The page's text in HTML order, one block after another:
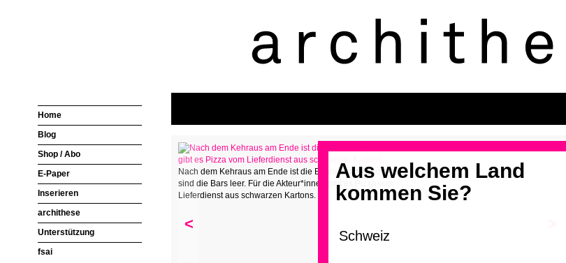
Aus welchem Land
kommen Sie?
Nach dem Kehraus am Ende ist die Bühne aufgeräumt,
sind die Bars leer. Für die Akteur*innen gibt es Pizza vom
Lieferdienst aus schwarzen Kartons.
<
Home
Blog
Shop / Abo
E-Paper
Inserieren
archithese
Unterstützung
fsai